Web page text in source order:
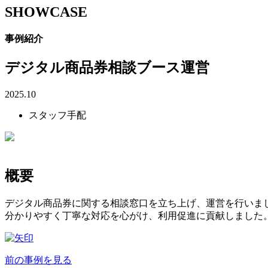
SHOWCASE
事例紹介
デジタル商品券相談ブース運営
2025.10
スタッフ手配
概要
デジタル商品券に関する相談窓口を立ち上げ、運営を行いま
分かりやすく丁寧な対応を心がけ、利用促進に貢献しました。
前の事例を見る